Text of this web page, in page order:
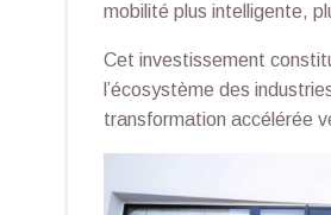
mobilité plus intelligente,
Cet investissement
l’écosystème des
transformation accélérée